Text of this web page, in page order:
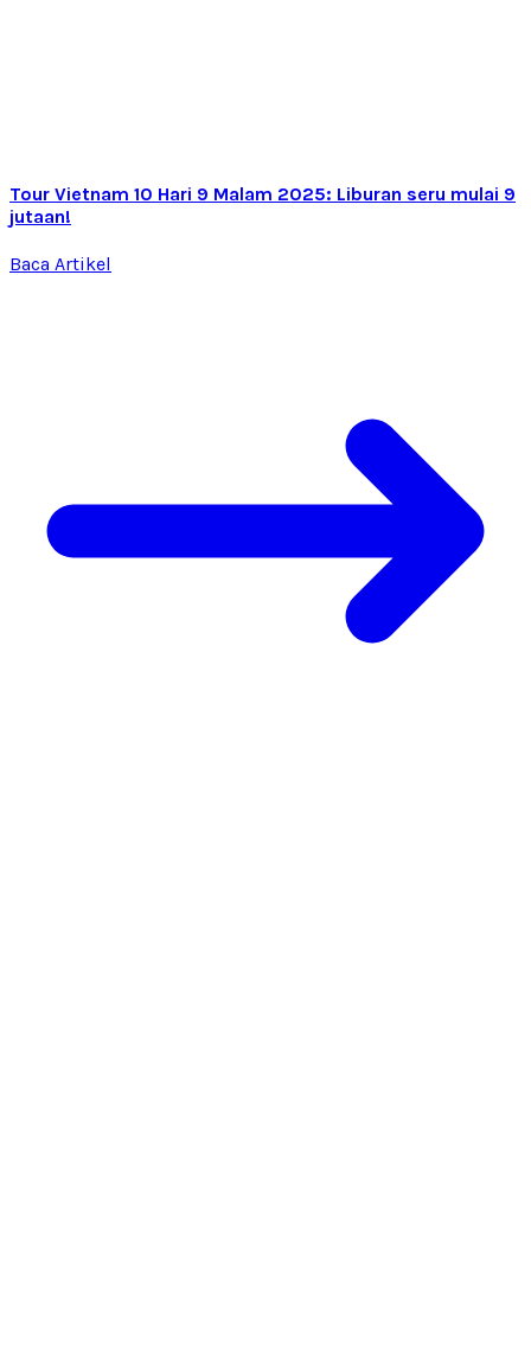
Tour Vietnam 10 Hari 9 Malam 2025: Liburan seru mulai 9
jutaan!
Baca Artikel